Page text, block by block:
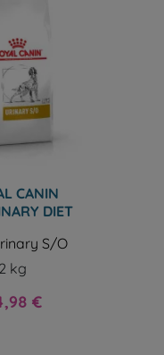
CANIN
DIET
S/O
2 kg
€